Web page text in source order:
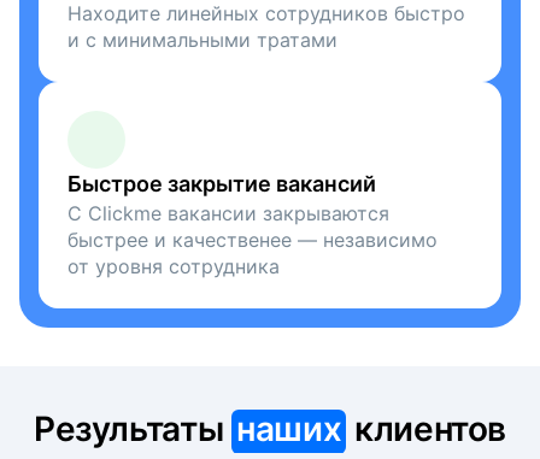
Находите линейных сотрудников быстро
и с минимальными тратами
Быстрое закрытие вакансий
С Clickme вакансии закрываются
быстрее и качественее — независимо
от уровня сотрудника
Результатынаших клиентов